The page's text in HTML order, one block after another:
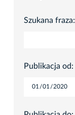
Szukana fraza:
Publikacja od: